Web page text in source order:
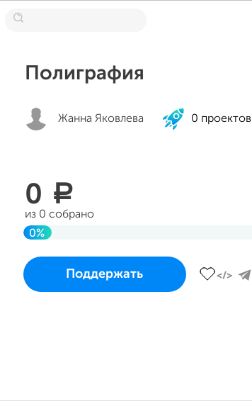
Полиграфия
Жанна Яковлева 0 проектов
0 a
из 0 собрано
0%
Проект начался и завершится
во вторник 18 июля 2023 в 14:19 MSK
Поддержать